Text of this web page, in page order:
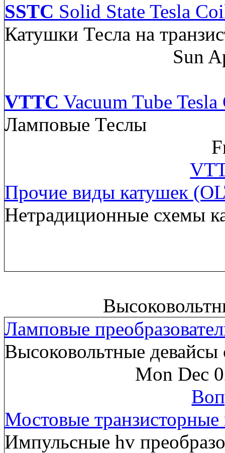
SSTC Solid State Tesla
Катушки Тесла на
Sun
VTTC Vacuum Tube
Ламповые Теслы
Прочие виды катушек
Нетрадиционные схемы
Ламповые
Высоковольтные девайсы
Mon Dec
Мостовые транзисторные
Импульсные hv